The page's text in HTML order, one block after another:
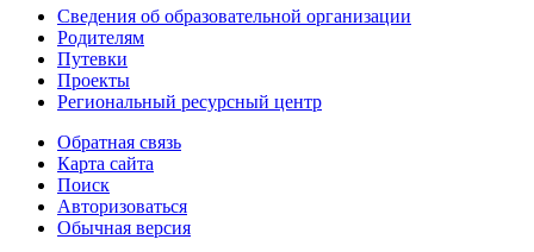
Сведения об образовательной организации
Родителям
Путевки
Проекты
Региональный ресурсный центр
Обратная связь
Карта сайта
Поиск
Авторизоваться
Обычная версия